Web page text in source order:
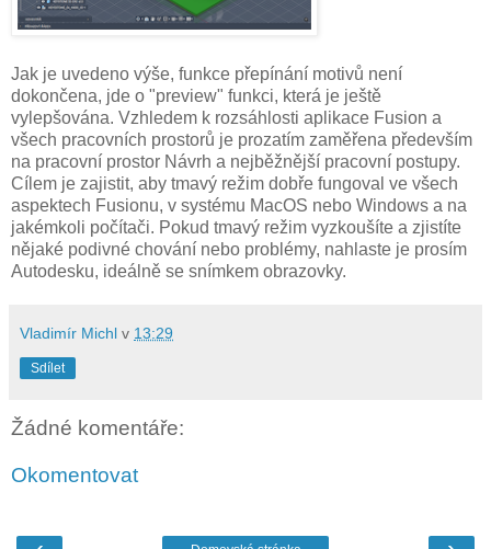
Jak je uvedeno výše, funkce přepínání motivů není
dokončena, jde o "preview" funkci, která je ještě
vylepšována. Vzhledem k rozsáhlosti aplikace Fusion a
všech pracovních prostorů je prozatím zaměřena především
na pracovní prostor Návrh a nejběžnější pracovní postupy.
Cílem je zajistit, aby tmavý režim dobře fungoval ve všech
aspektech Fusionu, v systému MacOS nebo Windows a na
jakémkoli počítači. Pokud tmavý režim vyzkoušíte a zjistíte
nějaké podivné chování nebo problémy, nahlaste je prosím
Autodesku, ideálně se snímkem obrazovky.
Vladimír Michl v 13:29
Sdílet
Žádné komentáře:
Okomentovat